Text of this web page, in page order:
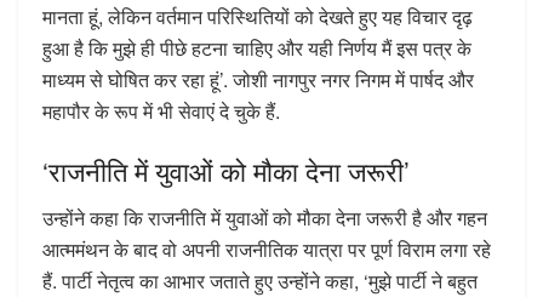
मानता हूं, लेकिन वर्तमान परिस्थितियों को देखते हुए यह विचार दृढ़
हुआ है कि मुझे ही पीछे हटना चाहिए और यही निर्णय मैं इस पत्र के
माध्यम से घोषित कर रहा हूं’. जोशी नागपुर नगर निगम में पार्षद और
महापौर के रूप में भी सेवाएं दे चुके हैं.
‘राजनीति में युवाओं को मौका देना जरूरी’
उन्होंने कहा कि राजनीति में युवाओं को मौका देना जरूरी है और गहन
आत्ममंथन के बाद वो अपनी राजनीतिक यात्रा पर पूर्ण विराम लगा रहे
हैं. पार्टी नेतृत्व का आभार जताते हुए उन्होंने कहा, ‘मुझे पार्टी ने बहुत